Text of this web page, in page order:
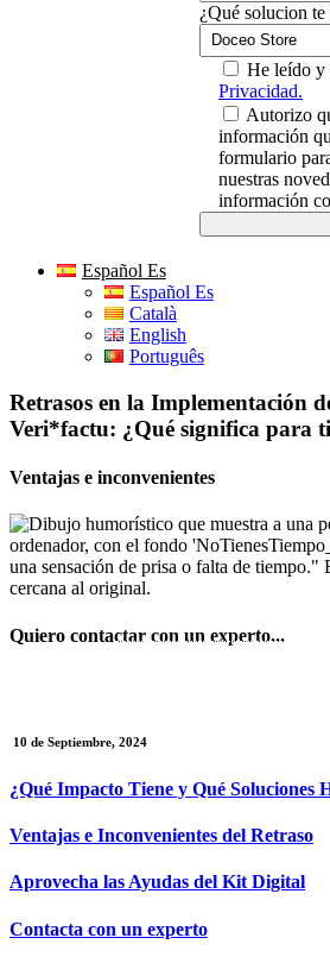
¿Qué solucion te
He leído y
Privacidad.
Autorizo
información
formulario
nuestras
información
Español Es
Español Es
Català
English
Português
Retrasos en la Implementación
Veri*factu: ¿Qué significa para
Ventajas e inconvenientes
Quiero contactar con un experto...
10 de Septiembre, 2024
¿Qué Impacto Tiene y Qué Soluciones
Ventajas e Inconvenientes del Retraso
Aprovecha las Ayudas del Kit Digital
Contacta con un experto